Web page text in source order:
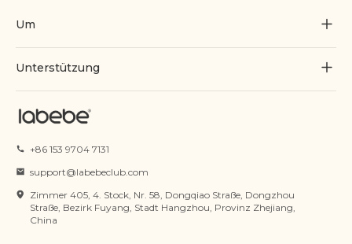
Um
Durch Spielen wachsen
Blogs
Servicebedingungen
Datenschutzrichtlinie
Unterstützung
Versand & Lieferung
+86 153 9704 7131
support@labebeclub.com
Zimmer 405, 4. Stock, Nr. 58, Dongqiao Straße, Dongzhou
Straße, Bezirk Fuyang, Stadt Hangzhou, Provinz Zhejiang,
China